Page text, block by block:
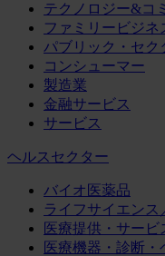
テクノロジー&コ
ファミリービジ
パブリック・セク
コンシューマー
製造業
金融サービス
サービス
ヘルスセクター
バイオ医薬品
ライフサイエンス
医療提供・サービ
医療機器・診断